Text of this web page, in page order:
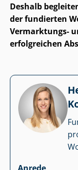
Deshalb
der fundierten
Vermarktungs-
erfolgreichen